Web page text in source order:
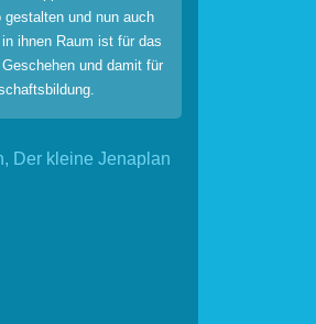
gestalten und nun auch
ihnen Raum ist für das
und damit für
Der kleine Jenaplan